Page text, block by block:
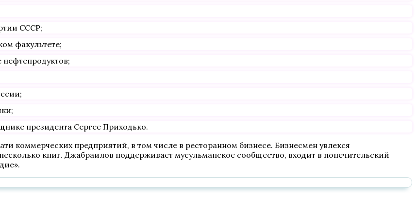
СССР;
факультете;
президента Сергее Приходько.
коммерческих предприятий, в том числе в ресторанном бизнесе. Бизнесмен увлекся
книг. Джабраилов поддерживает мусульманское сообщество, входит в попечительский